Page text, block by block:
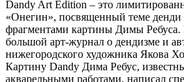
Dandy Art Edition – это
«Онегин», посвященный теме
фрагментами картины Димы
большой арт-журнал о дендизме и
нижегородского художника Якова
Картину Dandy Дима Ребус,
акварельными работами, написал